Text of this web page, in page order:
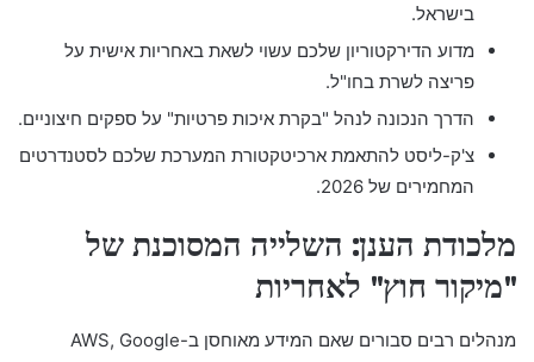
בישראל.
מדוע הדירקטוריון שלכם עשוי לשאת באחריות אישית על
פריצה לשרת בחו"ל.
הדרך הנכונה לנהל "בקרת איכות פרטיות" על ספקים חיצוניים.
צ'ק-ליסט להתאמת ארכיטקטורת המערכת שלכם לסטנדרטים
המחמירים של 2026.
מלכודת הענן: השלייה המסוכנת של
"מיקור חוץ" לאחריות
מנהלים רבים סבורים שאם המידע מאוחסן ב-AWS, Google